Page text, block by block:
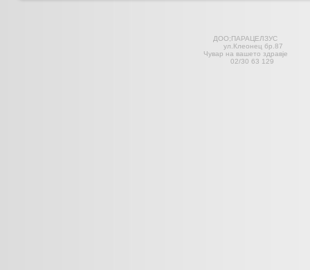
ул.Клеонец
Чувар на вашето здравје
02/30 63